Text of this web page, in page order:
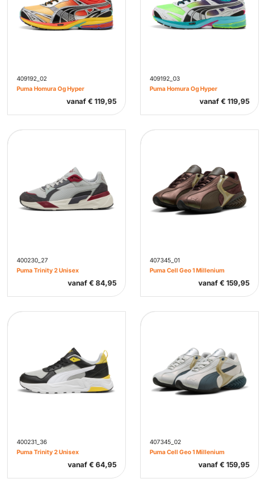
409192_02
Puma Homura Og Hyper
vanaf € 119,95
409192_03
Puma Homura Og Hyper
vanaf € 119,95
400230_27
Puma Trinity 2 Unisex
vanaf € 84,95
407345_01
Puma Cell Geo 1 Millenium
vanaf € 159,95
400231_36
Puma Trinity 2 Unisex
vanaf € 64,95
407345_02
Puma Cell Geo 1 Millenium
vanaf € 159,95